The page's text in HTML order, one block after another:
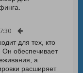
для тех, кто
Он обеспечивает
а
расширяет